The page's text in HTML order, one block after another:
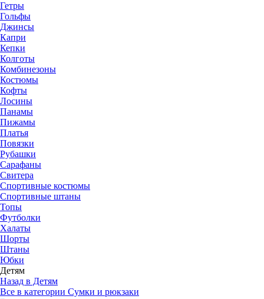
Гетры
Гольфы
Джинсы
Капри
Кепки
Колготы
Комбинезоны
Костюмы
Кофты
Лосины
Панамы
Пижамы
Платья
Повязки
Рубашки
Сарафаны
Свитера
Спортивные костюмы
Спортивные штаны
Топы
Футболки
Халаты
Шорты
Штаны
Юбки
Детям
Назад в Детям
Все в категории Сумки и рюкзаки